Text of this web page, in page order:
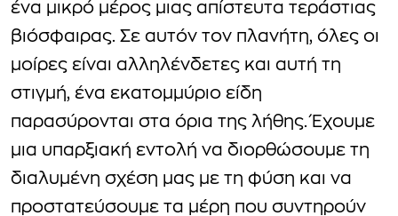
ένα μικρό μέρος μιας απίστευτα τεράστιας
βιόσφαιρας. Σε αυτόν τον πλανήτη, όλες οι
μοίρες είναι αλληλένδετες και αυτή τη
στιγμή, ένα εκατομμύριο είδη
παρασύρονται στα όρια της λήθης. Έχουμε
μια υπαρξιακή εντολή να διορθώσουμε τη
διαλυμένη σχέση μας με τη φύση και να
προστατεύσουμε τα μέρη που συντηρούν